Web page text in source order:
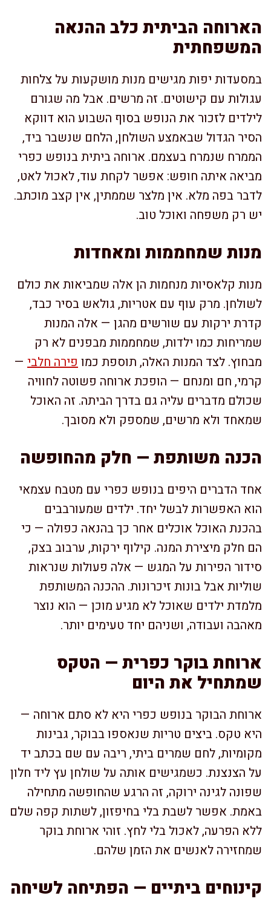
הארוחה הביתית כלב ההנאה
המשפחתית
במסעדות יפות מגישים מנות מושקעות על צלחות
עגולות עם קישוטים. זה מרשים. אבל מה שגורם
לילדים לזכור את הנופש בסוף השבוע הוא דווקא
הסיר הגדול שבאמצע השולחן, הלחם שנשבר ביד,
הממרח שנמרח בעצמם. ארוחה ביתית בנופש כפרי
מביאה איתה חופש: אפשר לקחת עוד, לאכול לאט,
לדבר בפה מלא. אין מלצר שממתין, אין קצב מוכתב.
יש רק משפחה ואוכל טוב.
מנות שמחממות ומאחדות
מנות קלאסיות מנחמות הן אלה שמביאות את כולם
לשולחן. מרק עוף עם אטריות, גולאש בסיר כבד,
קדרת ירקות עם שורשים מהגן — אלה המנות
שמריחות כמו ילדות, שמחממות מבפנים לא רק
מבחוץ. לצד המנות האלה, תוספת כמופירה חלבי —
קרמי, חם ומנחם — הופכת ארוחה פשוטה לחוויה
שכולם מדברים עליה גם בדרך הביתה. זה האוכל
שמאחד ולא מרשים, שמספק ולא מסובך.
הכנה משותפת — חלק מהחופשה
אחד הדברים היפים בנופש כפרי עם מטבח עצמאי
הוא האפשרות לבשל יחד. ילדים שמעורבבים
בהכנת האוכל אוכלים אחר כך בהנאה כפולה — כי
הם חלק מיצירת המנה. קילוף ירקות, ערבוב בצק,
סידור הפירות על המגש — אלה פעולות שנראות
שוליות אבל בונות זיכרונות. ההכנה המשותפת
מלמדת ילדים שאוכל לא מגיע מוכן — הוא נוצר
מאהבה ועבודה, ושניהם יחד טעימים יותר.
ארוחת בוקר כפרית — הטקס
שמתחיל את היום
ארוחת הבוקר בנופש כפרי היא לא סתם ארוחה —
היא טקס. ביצים טריות שנאספו בבוקר, גבינות
מקומיות, לחם שמרים ביתי, ריבה עם שם בכתב יד
על הצנצנת. כשמגישים אותה על שולחן עץ ליד חלון
שפונה לגינה ירוקה, זה הרגע שהחופשה מתחילה
באמת. אפשר לשבת בלי בחיפזון, לשתות קפה שלם
ללא הפרעה, לאכול בלי לחץ. זוהי ארוחת בוקר
שמחזירה לאנשים את הזמן שלהם.
קינוחים ביתיים — הפתיחה לשיחה